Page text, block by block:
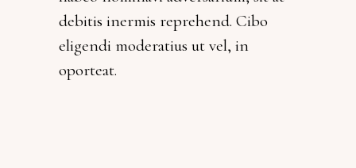
debitis inermis reprehend. Cibo
eligendi moderatius ut vel, in
oporteat.